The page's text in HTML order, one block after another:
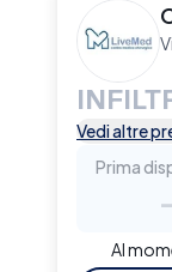
Vedi altre
Prima
-
Al